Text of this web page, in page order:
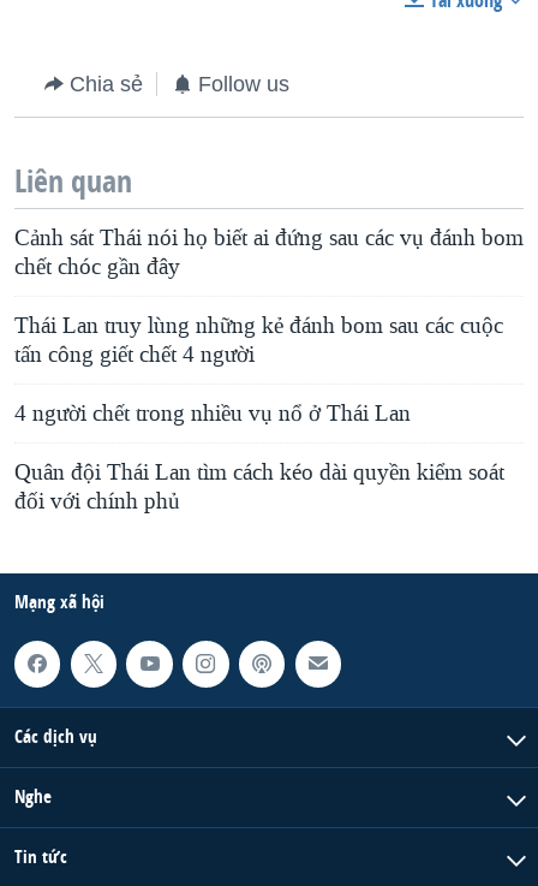
Chia sẻ Follow us
Liên quan
Cảnh sát Thái nói họ biết ai đứng sau các vụ đánh bom
chết chóc gần đây
Thái Lan truy lùng những kẻ đánh bom sau các cuộc
tấn công giết chết 4 người
4 người chết trong nhiều vụ nổ ở Thái Lan
Quân đội Thái Lan tìm cách kéo dài quyền kiểm soát
đối với chính phủ
Mạng xã hội
Các dịch vụ
Nghe
Tin tức